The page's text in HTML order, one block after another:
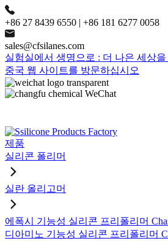
+86 27 8439 6550 | +86 181 6277 0058
sales@cfsilanes.com
실험실에서 생명으로 : 더 나은 세상
중국 웹 사이트를 방문하십시오
제품
실리콘 폴리머
실란 올리고머
에폭시 기능성 실리콘 프리폴리머
디아미노 기능성 실리콘 프리폴리머